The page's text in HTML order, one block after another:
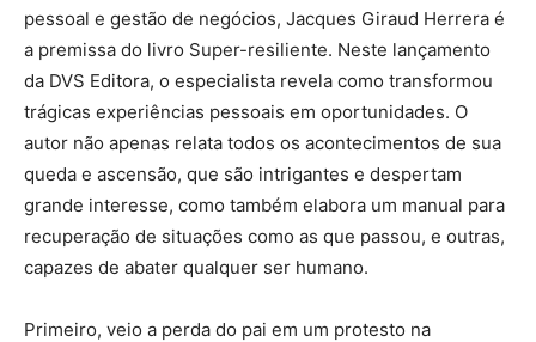
pessoal e gestão de negócios, Jacques Giraud Herrera é
a premissa do livro Super-resiliente. Neste lançamento
da DVS Editora, o especialista revela como transformou
trágicas experiências pessoais em oportunidades. O
autor não apenas relata todos os acontecimentos de sua
queda e ascensão, que são intrigantes e despertam
grande interesse, como também elabora um manual para
recuperação de situações como as que passou, e outras,
capazes de abater qualquer ser humano.
Primeiro, veio a perda do pai em um protesto na